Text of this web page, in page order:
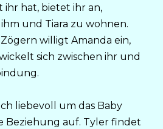
ihr hat, bietet ihr an,
und Tiara zu wohnen.
willigt Amanda ein,
sich zwischen ihr und
liebevoll um das Baby
Beziehung auf. Tyler findet